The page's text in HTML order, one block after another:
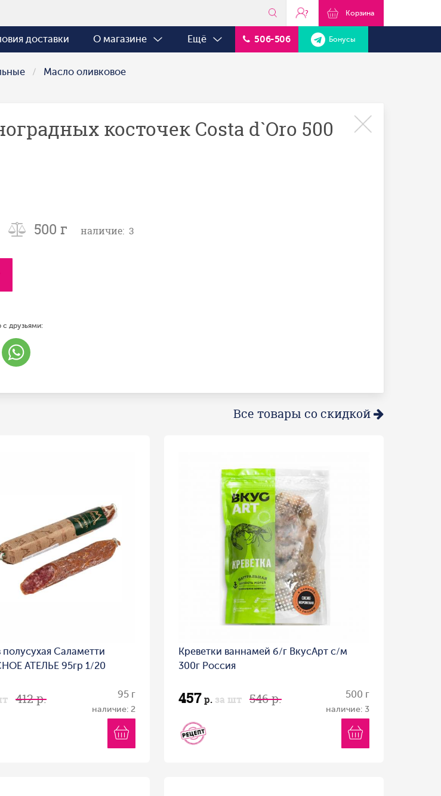
? Корзина
доставки О магазине Ещё 506-506 Бонусы
Масло оливковое
косточек Costa d`Oro 500
500 г наличие: 3
друзьями:
Все товары со скидкой
Саламетти
АТЕЛЬЕ 95гр 1/20
412 р. 95 г
наличие: 2
Креветки ваннамей б/г ВкусАрт с/м
300г Россия
457р. за шт 546 р. 500 г
наличие: 3